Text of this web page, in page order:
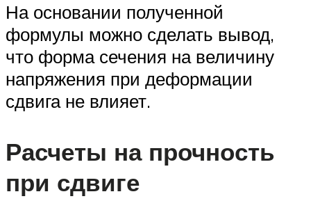
На основании полученной
формулы можно сделать вывод,
что форма сечения на величину
напряжения при деформации
сдвига не влияет.
Расчеты на прочность
при сдвиге